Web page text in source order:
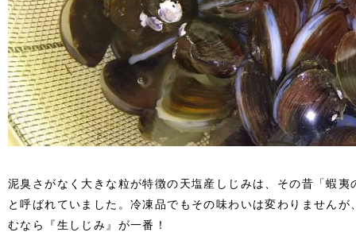
泥臭さがなく大きな粒が特徴の天塩産しじみは、その昔「蝦
と呼ばれていました。冷凍品でもその味わいは変わりません
むなら『生しじみ』が一番！